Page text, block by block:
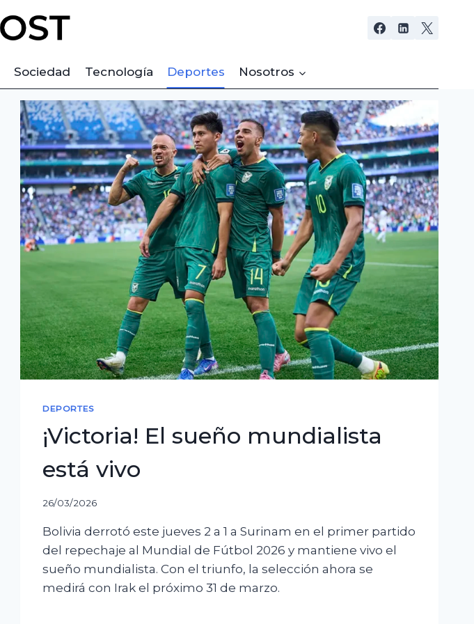
Sociedad Tecnología Deportes Nosotros
DEPORTES
¡Victoria! El sueño mundialista
está vivo
26/03/2026
Bolivia derrotó este jueves 2 a 1 a Surinam en el primer partido
del repechaje al Mundial de Fútbol 2026 y mantiene vivo el
sueño mundialista. Con el triunfo, la selección ahora se
medirá con Irak el próximo 31 de marzo.